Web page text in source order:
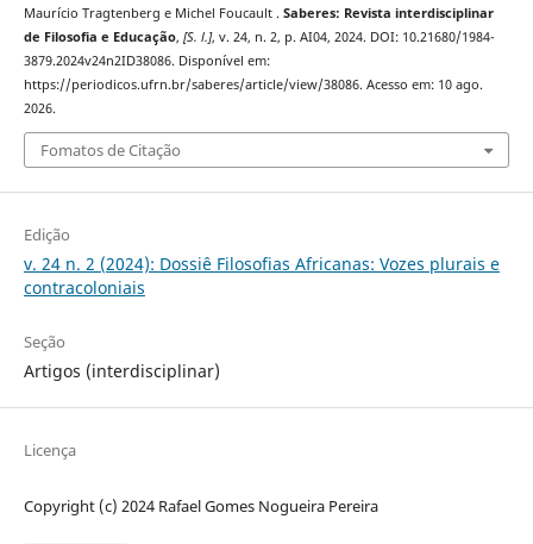
Maurício Tragtenberg e Michel Foucault . Saberes: Revista interdisciplinar
de Filosofia e Educação, [S. l.], v. 24, n. 2, p. AI04, 2024. DOI: 10.21680/1984-
3879.2024v24n2ID38086. Disponível em:
https://periodicos.ufrn.br/saberes/article/view/38086. Acesso em: 10 ago.
2026.
Fomatos de Citação
Edição
v. 24 n. 2 (2024): Dossiê Filosofias Africanas: Vozes plurais e
contracoloniais
Seção
Artigos (interdisciplinar)
Licença
Copyright (c) 2024 Rafael Gomes Nogueira Pereira